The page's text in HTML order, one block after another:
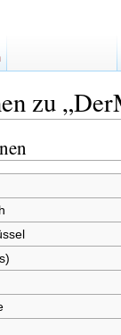
zu